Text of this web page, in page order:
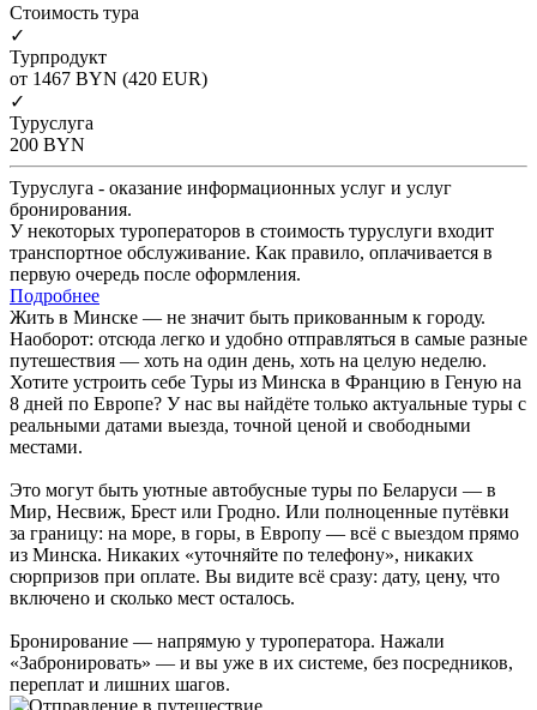
Cтоимость тура
✓
Турпродукт
от 1467 BYN (420 EUR)
✓
Туруслуга
200 BYN
Туруслуга - оказание информационных услуг и услуг
бронирования.
У некоторых туроператоров в стоимость туруслуги входит
транспортное обслуживание. Как правило, оплачивается в
первую очередь после оформления.
Подробнее
Жить в Минске — не значит быть прикованным к городу.
Наоборот: отсюда легко и удобно отправляться в самые разные
путешествия — хоть на один день, хоть на целую неделю.
Хотите устроить себе Туры из Минска в Францию в Геную на
8 дней по Европе? У нас вы найдёте только актуальные туры с
реальными датами выезда, точной ценой и свободными
местами.
Это могут быть уютные автобусные туры по Беларуси — в
Мир, Несвиж, Брест или Гродно. Или полноценные путёвки
за границу: на море, в горы, в Европу — всё с выездом прямо
из Минска. Никаких «уточняйте по телефону», никаких
сюрпризов при оплате. Вы видите всё сразу: дату, цену, что
включено и сколько мест осталось.
Бронирование — напрямую у туроператора. Нажали
«Забронировать» — и вы уже в их системе, без посредников,
переплат и лишних шагов.